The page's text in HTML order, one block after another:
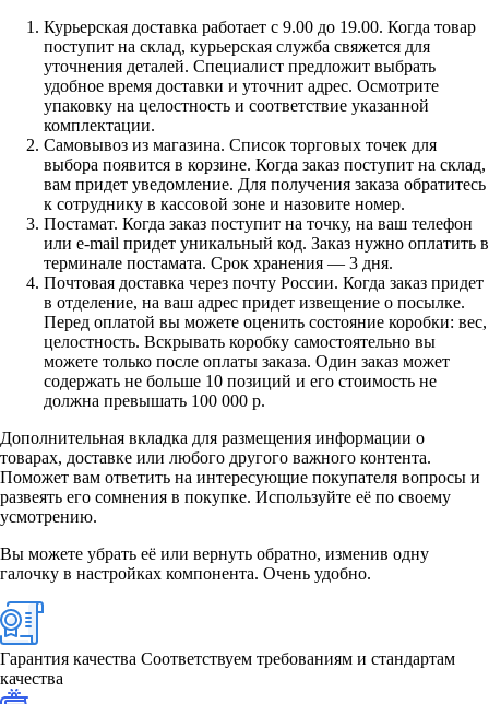
Курьерская доставка работает с 9.00 до 19.00. Когда товар
поступит на склад, курьерская служба свяжется для
уточнения деталей. Специалист предложит выбрать
удобное время доставки и уточнит адрес. Осмотрите
упаковку на целостность и соответствие указанной
комплектации.
Самовывоз из магазина. Список торговых точек для
выбора появится в корзине. Когда заказ поступит на склад,
вам придет уведомление. Для получения заказа обратитесь
к сотруднику в кассовой зоне и назовите номер.
Постамат. Когда заказ поступит на точку, на ваш телефон
или e-mail придет уникальный код. Заказ нужно оплатить в
терминале постамата. Срок хранения — 3 дня.
Почтовая доставка через почту России. Когда заказ придет
в отделение, на ваш адрес придет извещение о посылке.
Перед оплатой вы можете оценить состояние коробки: вес,
целостность. Вскрывать коробку самостоятельно вы
можете только после оплаты заказа. Один заказ может
содержать не больше 10 позиций и его стоимость не
должна превышать 100 000 р.
Дополнительная вкладка для размещения информации о
товарах, доставке или любого другого важного контента.
Поможет вам ответить на интересующие покупателя вопросы и
развеять его сомнения в покупке. Используйте её по своему
усмотрению.
Вы можете убрать её или вернуть обратно, изменив одну
галочку в настройках компонента. Очень удобно.
Гарантия качества Соответствуем требованиям и стандартам
качества